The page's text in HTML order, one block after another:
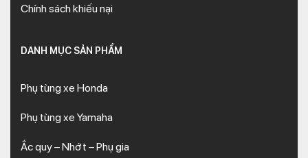
Chính sách khiếu nại
DANH MỤC SẢN PHẨM
Phụ tùng xe Honda
Phụ tùng xe Yamaha
Ắc quy – Nhớt – Phụ gia